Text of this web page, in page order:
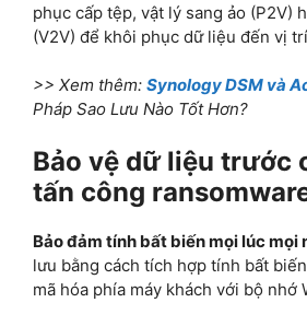
phục cấp tệp, vật lý sang ảo (P2V)
(V2V) để khôi phục dữ liệu đến vị
>> Xem thêm: Synology DSM và
Pháp Sao Lưu Nào Tốt Hơn?
Bảo vệ dữ liệu trước
tấn công
Bảo đảm tính bất biến mọi lúc mọi
lưu bằng cách tích hợp tính bất
mã hóa phía máy khách với bộ nhớ